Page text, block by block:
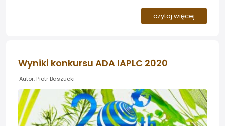
Aquarium Contest 2023. Wśród fundatorów nagród
czytaj więcej
Wyniki konkursu ADA IAPLC 2020
Autor: Piotr Baszucki